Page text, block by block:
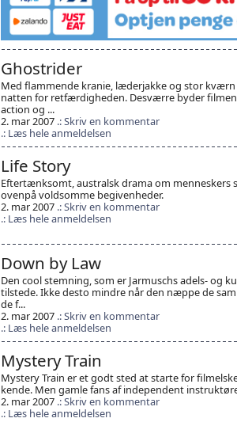
Ghostrider
Med flammende kranie, læderjakke og stor
natten for retfærdigheden. Desværre byder
action og ...
2. mar 2007
Skriv en kommentar
Læs hele anmeldelsen
Life Story
Eftertænksomt, australsk drama om menneskers
ovenpå voldsomme begivenheder.
2. mar 2007
Skriv en kommentar
Læs hele anmeldelsen
Down by Law
Den cool stemning, som er Jarmuschs adels- og
tilstede. Ikke desto mindre når den næppe de
de f...
2. mar 2007
Skriv en kommentar
Læs hele anmeldelsen
Mystery Train
Mystery Train er et godt sted at starte for
kende. Men gamle fans af independent
2. mar 2007
Skriv en kommentar
Læs hele anmeldelsen